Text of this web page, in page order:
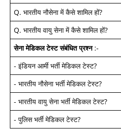
Q. भारतीय नौसेना में कैसे शामिल हों?
Q. भारतीय वायु सेना में कैसे शामिल हों?
सेना मेडिकल टेस्ट संबंधित प्रश्न:-
- इंडियन आर्मी भर्ती मेडिकल टेस्ट?
- भारतीय नौसेना भर्ती मेडिकल टेस्ट?
- भारतीय वायु सेना भर्ती मेडिकल टेस्ट?
- पुलिस भर्ती मेडिकल टेस्ट?